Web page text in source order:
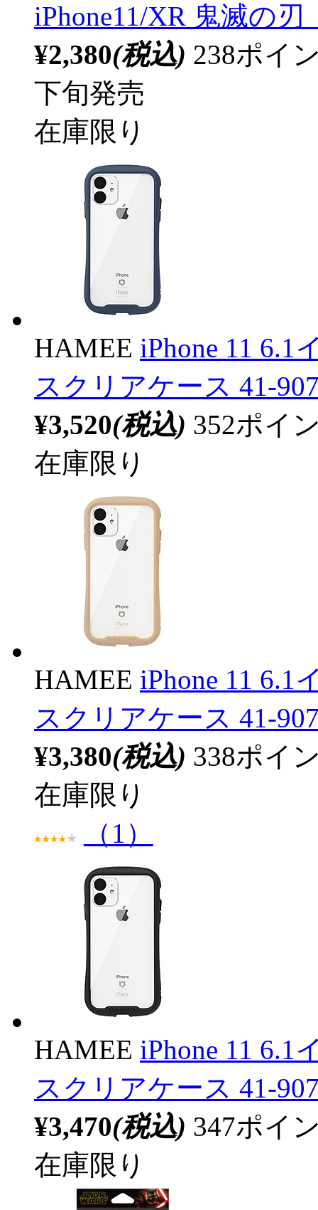
iPhone11/XR 鬼滅の
¥2,380(税込) 238ポイ
下旬発売
在庫限り
HAMEE iPhone 11 6.1
スクリアケース 41-
¥3,520(税込) 352ポイ
在庫限り
HAMEE iPhone 11 6.1
スクリアケース 41-
¥3,380(税込) 338ポイ
在庫限り
（1）
HAMEE iPhone 11 6.1
スクリアケース 41-
¥3,470(税込) 347ポイ
在庫限り